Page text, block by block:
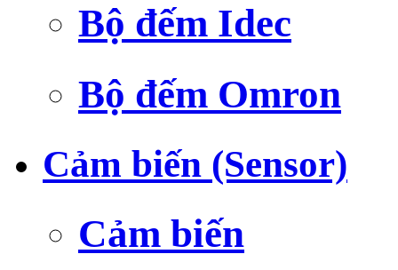
Bộ đếm Idec
Bộ đếm Omron
Cảm biến (Sensor)
Cảm biến